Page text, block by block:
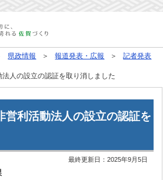
県政情報 報道発表・広報
記者発表
法人の設立の認証を取り消しました
営利活動法人の設立の認証を
最終更新日：2025年9月5日